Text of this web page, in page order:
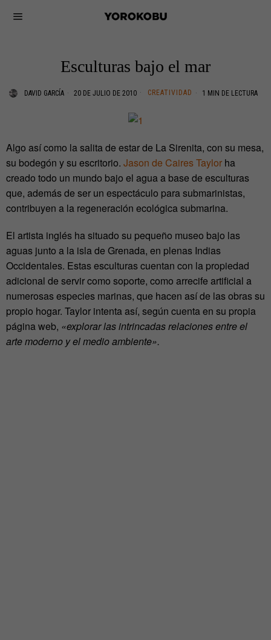
Esculturas bajo el mar
DAVID GARCÍA 20 DE JULIO DE 2010 CREATIVIDAD 1 MIN DE LECTURA
Algo así como la salita de estar de La Sirenita, con su mesa,
su bodegón y su escritorio. Jason de Caires Taylor ha
creado todo un mundo bajo el agua a base de esculturas
que, además de ser un espectáculo para submarinistas,
contribuyen a la regeneración ecológica submarina.
El artista inglés ha situado su pequeño museo bajo las
aguas junto a la isla de Grenada, en plenas Indias
Occidentales. Estas esculturas cuentan con la propiedad
adicional de servir como soporte, como arrecife artificial a
numerosas especies marinas, que hacen así de las obras su
propio hogar. Taylor intenta así, según cuenta en su propia
página web, «explorar las intrincadas relaciones entre el
arte moderno y el medio ambiente».